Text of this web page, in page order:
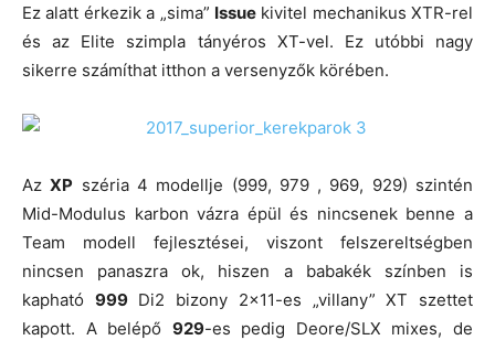
Ez alatt érkezik a „sima” Issuekivitel mechanikus XTR-rel
és az Elite szimpla tányéros XT-vel. Ez utóbbi nagy
sikerre számíthat itthon a versenyzők körében.
AzXP széria 4 modellje (999, 979 , 969, 929) szintén
Mid-Modulus karbon vázra épül és nincsenek benne a
Team modell fejlesztései, viszont felszereltségben
nincsen panaszra ok, hiszen a babakék színben is
kapható 999Di2 bizony 2×11-es „villany” XT szettet
kapott. A belépő 929-es pedig Deore/SLX mixes, de